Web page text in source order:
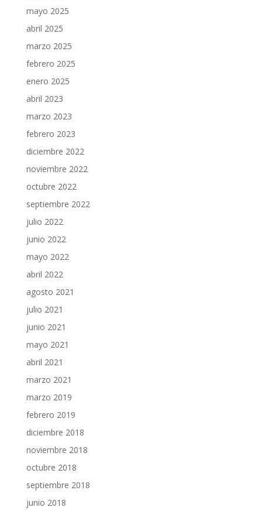
mayo 2025
abril 2025
marzo 2025
febrero 2025
enero 2025
abril 2023
marzo 2023
febrero 2023
diciembre 2022
noviembre 2022
octubre 2022
septiembre 2022
julio 2022
junio 2022
mayo 2022
abril 2022
agosto 2021
julio 2021
junio 2021
mayo 2021
abril 2021
marzo 2021
marzo 2019
febrero 2019
diciembre 2018
noviembre 2018
octubre 2018
septiembre 2018
junio 2018